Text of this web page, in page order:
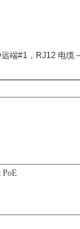
，RJ12 电缆 –
PoE